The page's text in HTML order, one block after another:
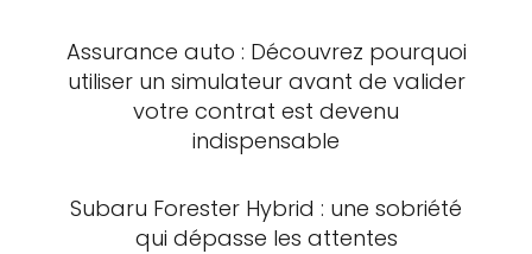
Assurance auto : Découvrez pourquoi
utiliser un simulateur avant de valider
votre contrat est devenu
indispensable
Subaru Forester Hybrid : une sobriété
qui dépasse les attentes